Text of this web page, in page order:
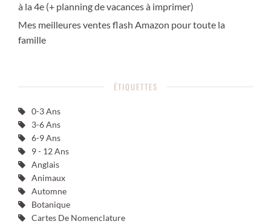
à la 4e (+ planning de vacances à imprimer)
Mes meilleures ventes flash Amazon pour toute la
famille
ÉTIQUETTES
0-3 Ans
3-6 Ans
6-9 Ans
9 - 12 Ans
Anglais
Animaux
Automne
Botanique
Cartes De Nomenclature